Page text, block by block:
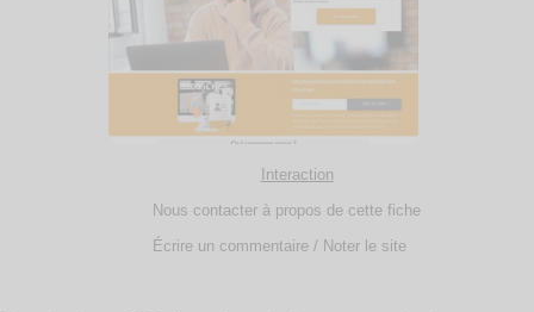
Interaction
Nous contacter à propos de cette fiche
Écrire un commentaire / Noter le site